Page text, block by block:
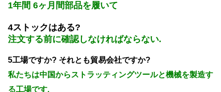
1年間 6ヶ月間部品を履いて
4ストックはある?
注文する前に確認しなければならない.
5工場ですか? それとも貿易会社ですか?
私たちは中国からストラッティングツールと機械を製造す
る工場です.